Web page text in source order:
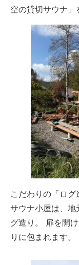
空の貸切サウナ」
こだわりの「ログ
サウナ小屋は、地
グ造り。 扉を開
りに包まれます。